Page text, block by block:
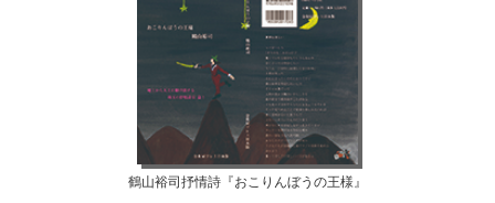
鶴山裕司抒情詩『おこりんぼうの王様』